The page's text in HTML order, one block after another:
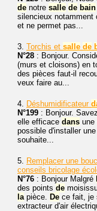
de notre salle de bain
silencieux notamment
et ne permet pas...
3. Torchis et salle de
N°28 : Bonjour.
(murs et cloisons) en
des pièces faut-il
veux faire au...
4. Déshumidificateur
N°199 : Bonjour.
elle efficace dans une
possible d'installer
souhaite...
5. Remplacer une
conseils bricolage
N°76 : Bonjour Malgré
des points de
lapièce. De ce fait, je
extracteur d'air